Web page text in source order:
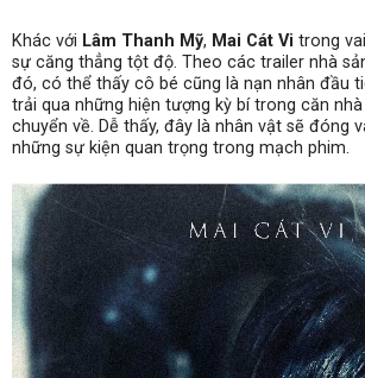
Khác với Lâm Thanh Mỹ, Mai Cát Vi trong
sự căng thẳng tột độ. Theo các trailer nhà
đó, có thể thấy cô bé cũng là nạn nhân đầu
trải qua những hiện tượng kỳ bí trong căn
chuyển về. Dễ thấy, đây là nhân vật sẽ đóng
những sự kiện quan trọng trong mạch phim.